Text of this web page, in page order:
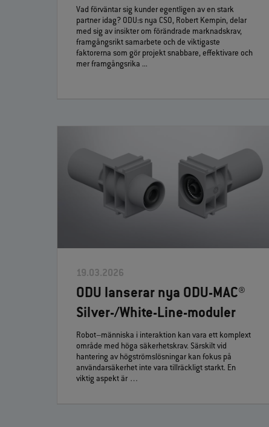
Vad förväntar sig kunder egentligen av en stark
partner idag? ODU:s nya CSO, Robert Kempin, delar
med sig av insikter om förändrade marknadskrav,
framgångsrikt samarbete och de viktigaste
faktorerna som gör projekt snabbare, effektivare och
mer framgångsrika ...
19.03.2026
ODU lanserar nya ODU‑MAC®
Silver‑/White‑Line‑moduler
Robot–människa i interaktion kan vara ett komplext
område med höga säkerhetskrav. Särskilt vid
hantering av högströmslösningar kan fokus på
användarsäkerhet inte vara tillräckligt starkt. En
viktig aspekt är …